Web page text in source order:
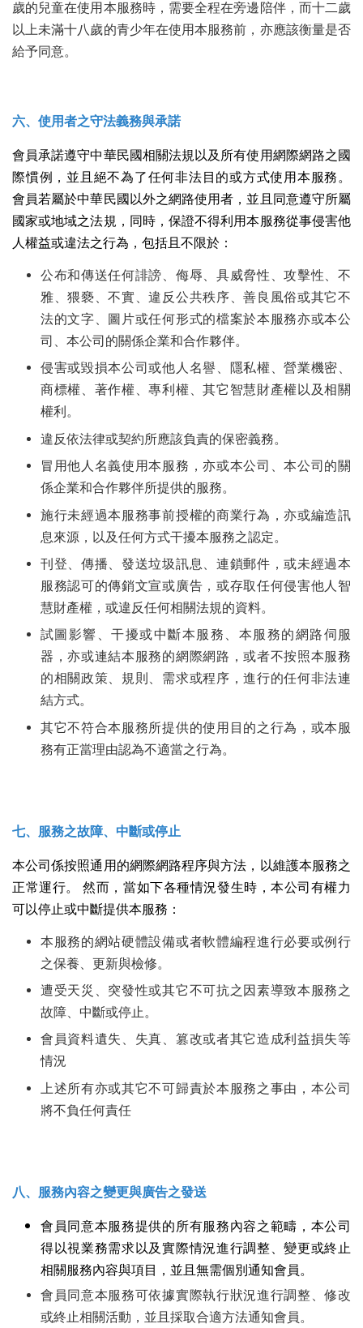
歲的兒童在使用本服務時，需要全程在旁邊陪伴，而十二歲
以上未滿十八歲的青少年在使用本服務前，亦應該衡量是否
給予同意。
六、使用者之守法義務與承諾
會員承諾遵守中華民國相關法規以及所有使用網際網路之國
際慣例，並且絕不為了任何非法目的或方式使用本服務。
會員若屬於中華民國以外之網路使用者，並且同意遵守所屬
國家或地域之法規，同時，保證不得利用本服務從事侵害他
人權益或違法之行為，包括且不限於：
公布和傳送任何誹謗、侮辱、具威脅性、攻擊性、不
雅、猥褻、不實、違反公共秩序、善良風俗或其它不
法的文字、圖片或任何形式的檔案於本服務亦或本公
司、本公司的關係企業和合作夥伴。
侵害或毀損本公司或他人名譽、隱私權、營業機密、
商標權、著作權、專利權、其它智慧財產權以及相關
權利。
違反依法律或契約所應該負責的保密義務。
冒用他人名義使用本服務，亦或本公司、本公司的關
係企業和合作夥伴所提供的服務。
施行未經過本服務事前授權的商業行為，亦或編造訊
息來源，以及任何方式干擾本服務之認定。
刊登、傳播、發送垃圾訊息、連鎖郵件，或未經過本
服務認可的傳銷文宣或廣告，或存取任何侵害他人智
慧財產權，或違反任何相關法規的資料。
試圖影響、干擾或中斷本服務、本服務的網路伺服
器，亦或連結本服務的網際網路，或者不按照本服務
的相關政策、規則、需求或程序，進行的任何非法連
結方式。
其它不符合本服務所提供的使用目的之行為，或本服
務有正當理由認為不適當之行為。
七、服務之故障、中斷或停止
本公司係按照通用的網際網路程序與方法，以維護本服務之
正常運行。 然而，當如下各種情況發生時，本公司有權力
可以停止或中斷提供本服務：
本服務的網站硬體設備或者軟體編程進行必要或例行
之保養、更新與檢修。
遭受天災、突發性或其它不可抗之因素導致本服務之
故障、中斷或停止。
會員資料遺失、失真、篡改或者其它造成利益損失等
情況
上述所有亦或其它不可歸責於本服務之事由，本公司
將不負任何責任
八、服務內容之變更與廣告之發送
會員同意本服務提供的所有服務內容之範疇，本公司
得以視業務需求以及實際情況進行調整、變更或終止
相關服務內容與項目，並且無需個別通知會員。
會員同意本服務可依據實際執行狀況進行調整、修改
或終止相關活動，並且採取合適方法通知會員。